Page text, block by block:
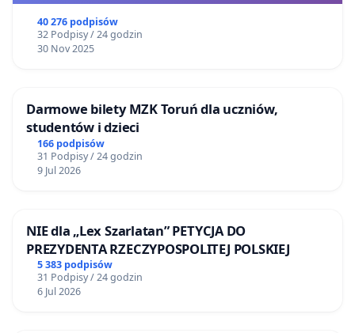
40 276 podpisów
32 Podpisy / 24 godzin
30 Nov 2025
Darmowe bilety MZK Toruń dla uczniów,
studentów i dzieci
166 podpisów
31 Podpisy / 24 godzin
9 Jul 2026
NIE dla „Lex Szarlatan” PETYCJA DO
PREZYDENTA RZECZYPOSPOLITEJ POLSKIEJ
5 383 podpisów
31 Podpisy / 24 godzin
6 Jul 2026